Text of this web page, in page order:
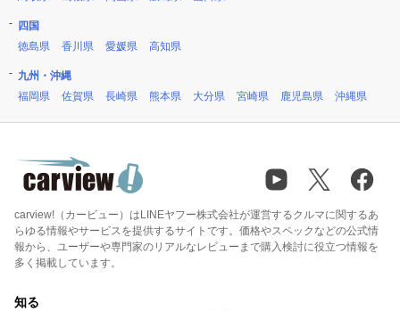
四国
徳島県
香川県 愛媛県 高知県
九州・沖縄
福岡県
佐賀県 長崎県 熊本県 大分県 宮崎県 鹿児島県 沖縄県
carview!（カービュー）はLINEヤフー株式会社が運営するクルマに関するあ
らゆる情報やサービスを提供するサイトです。価格やスペックなどの公式情
報から、ユーザーや専門家のリアルなレビューまで購入検討に役立つ情報を
多く掲載しています。
知る